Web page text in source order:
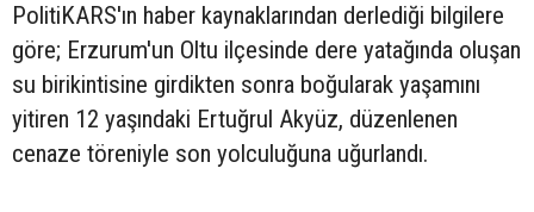
PolitiKARS'ın haber kaynaklarından derlediği bilgilere
göre; Erzurum'un Oltu ilçesinde dere yatağında oluşan
su birikintisine girdikten sonra boğularak yaşamını
yitiren 12 yaşındaki Ertuğrul Akyüz, düzenlenen
cenaze töreniyle son yolculuğuna uğurlandı.